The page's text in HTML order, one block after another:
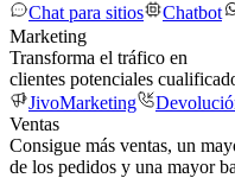
Chat para sitios
Chatbot
Marketing
Transforma el tráfico en
clientes potenciales
JivoMarketing
Ventas
Consigue más ventas, un
de los pedidos y una mayor